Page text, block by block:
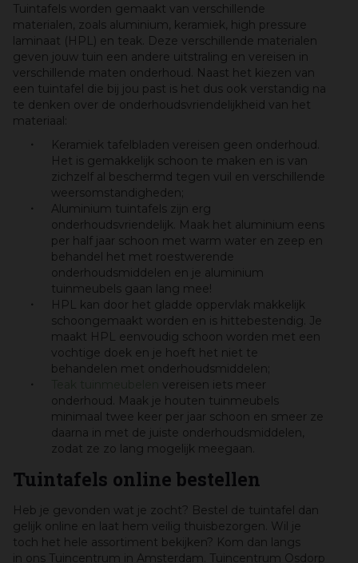
Tuintafels worden gemaakt van verschillende
materialen, zoals aluminium, keramiek, high pressure
laminaat (HPL) en teak. Deze verschillende materialen
geven jouw tuin een andere uitstraling en vereisen in
verschillende maten onderhoud. Naast het kiezen van
een tuintafel die bij jou past is het dus ook verstandig na
te denken over de onderhoudsvriendelijkheid van het
materiaal:
Keramiek tafelbladen vereisen geen onderhoud.
Het is gemakkelijk schoon te maken en is van
zichzelf al beschermd tegen vuil en verschillende
weersomstandigheden;
Aluminium tuintafels zijn erg
onderhoudsvriendelijk. Maak het aluminium eens
per half jaar schoon met warm water en zeep en
behandel het met roestwerende
onderhoudsmiddelen en je aluminium
tuinmeubels gaan lang mee!
HPL kan door het gladde oppervlak makkelijk
schoongemaakt worden en is hittebestendig. Je
maakt HPL eenvoudig schoon worden met een
vochtige doek en je hoeft het niet te
behandelen met onderhoudsmiddelen;
vereisen iets meer
onderhoud. Maak je houten tuinmeubels
minimaal twee keer per jaar schoon en smeer ze
daarna in met de juiste onderhoudsmiddelen,
zodat ze zo lang mogelijk meegaan.
Tuintafels online bestellen
Heb je gevonden wat je zocht? Bestel de tuintafel dan
gelijk online en laat hem veilig thuisbezorgen. Wil je
toch het hele assortiment bekijken? Kom dan langs
in ons Tuincentrum in Amsterdam. Tuincentrum Osdorp